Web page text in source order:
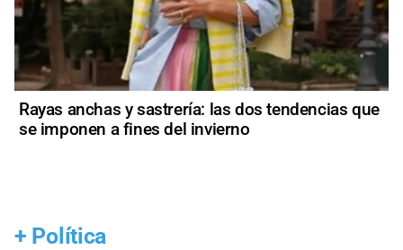
Rayas anchas y sastrería: las dos tendencias que
se imponen a fines del invierno
+ Política